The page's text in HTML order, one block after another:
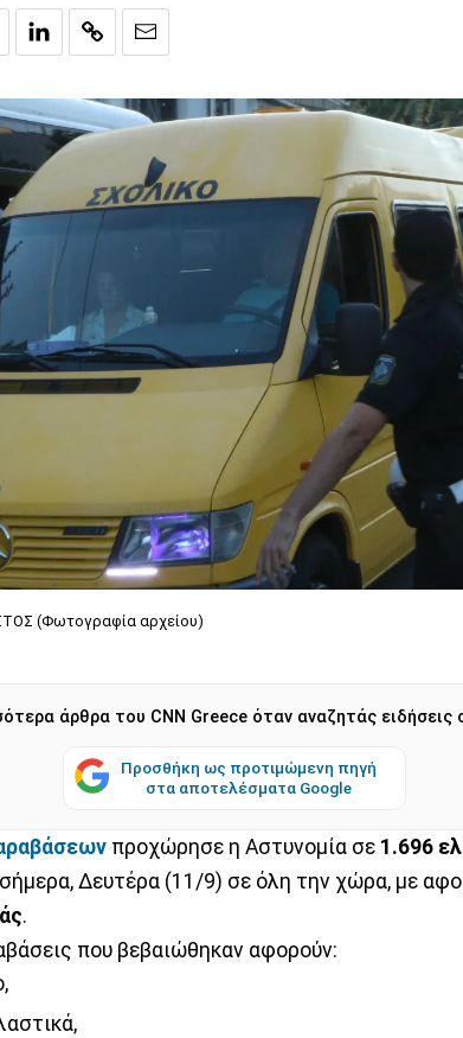
(Φωτογραφία αρχείου)
άρθρα του CNN Greece όταν αναζητάς ειδήσεις
Προσθήκη ως προτιμώμενη πηγή
στα αποτελέσματα Google
προχώρησε η Αστυνομία σε 1.696
Δευτέρα (11/9) σε όλη την χώρα, με
.
που βεβαιώθηκαν αφορούν: